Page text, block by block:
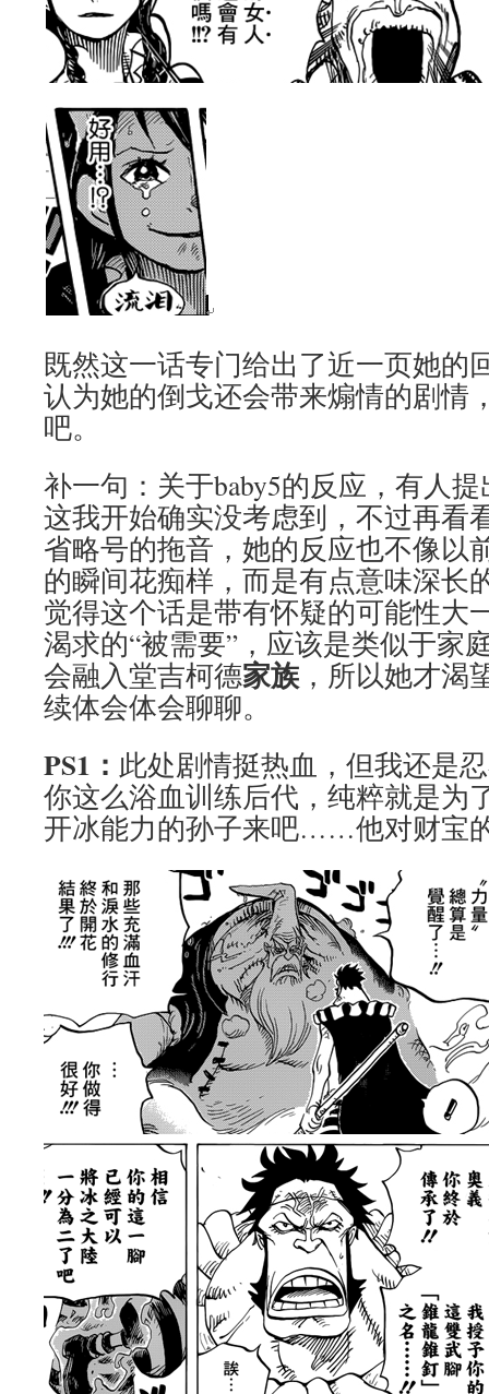
既然这一话专门给出了近一页她的
认为她的倒戈还会带来煽情的剧情
吧。
补一句：关于baby5的反应，有人
这我开始确实没考虑到，不过再看
省略号的拖音，她的反应也不像以
的瞬间花痴样，而是有点意味深长
觉得这个话是带有怀疑的可能性大
渴求的“被需要”，应该是类似于家
会融入堂吉柯德家族 ，所以她才渴
续体会体会聊聊。
PS1： 此处剧情挺热血，但我还是
你这么浴血训练后代，纯粹就是为
开冰能力的孙子来吧……他对财